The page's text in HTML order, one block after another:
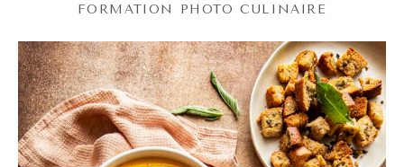
FORMATION PHOTO CULINAIRE